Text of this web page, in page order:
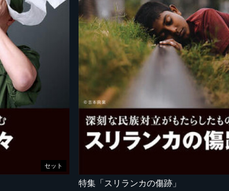
セット
特集「スリランカの傷跡」